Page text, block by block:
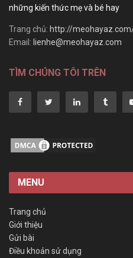
những kiến thức mẹ và bé hay
Trang chủ: http://
Email: lienhe@meohayaz.com
TÌM CHÚNG TÔI TRÊN
MENU
Trang chủ
Giới thiệu
Gửi bài
Điều khoản sử dụng